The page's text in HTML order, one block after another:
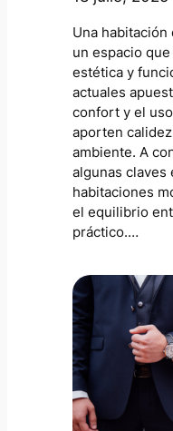
Una
un espacio
estética y
actuales
confort y el
aporten
ambiente. A
algunas claves
habitaciones
el equilibrio
práctico.…